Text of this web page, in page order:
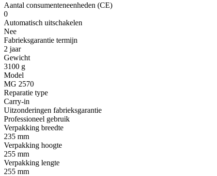
Aantal consumenteneenheden (CE)
0
Automatisch uitschakelen
Nee
Fabrieksgarantie termijn
2 jaar
Gewicht
3100 g
Model
MG 2570
Reparatie type
Carry-in
Uitzonderingen fabrieksgarantie
Professioneel gebruik
Verpakking breedte
235 mm
Verpakking hoogte
255 mm
Verpakking lengte
255 mm